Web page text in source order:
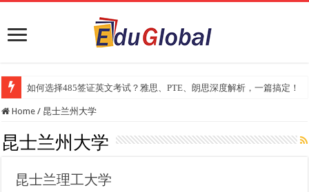
如何选择485签证英文考试？雅思、PTE、朗思深度解析，一篇搞定！
Home / 昆士兰州大学
昆士兰州大学
昆士兰理工大学